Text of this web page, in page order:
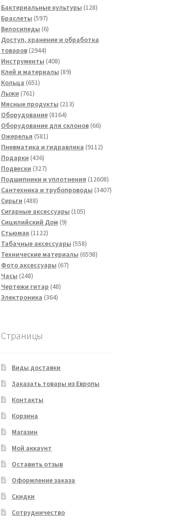
товаров
Бактериальные культуры 128128
Браслеты 597597
товаров
Велосипеды 66
товаров
Доступ, хранение и обработка
товаров 29442944
товара
Инструменты 408408
товаров
Клей и материалы 8989
Кольца 651651
Лыжи 761761
товар
Мясные продукты 213213
Оборудование 81648164
товара
Оборудование для склонов 6666
Ожерелья 581581
товар
Пневматика и гидравлика 91129112
Подарки 436436
товаров
Подвески 327327
товаров
Подшипники и уплотнения 1260812608
товаров
Сантехника и трубопроводы 34073407
Серьги 488488
товаров
Сигарные аксессуары 105105
Сицилийский Дом 99
Стьюмак 11221122
товара
Табачные аксессуары 558558
товаров
Технические материалы 65986598
Фото аксессуары 6767
Часы 248248
товаров
Чертежи гитар 4848
Электроника 364364
Страницы
Виды доставки
Заказать товары из Европы
Контакты
Корзина
Магазин
Мой аккаунт
Оставить отзыв
Оформление заказа
Скидки
Сотрудничество